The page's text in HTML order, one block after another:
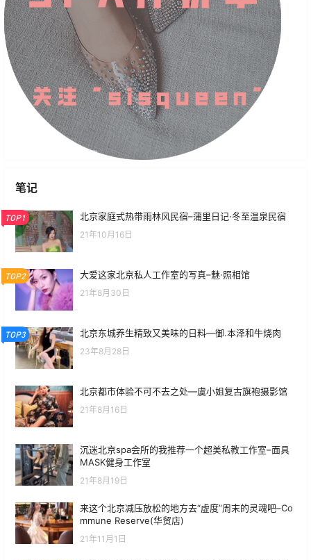
笔记
TOP1 北京家庭式热带雨林风民宿–蒲里日记·冬至温泉民宿
21年10月16日
TOP2 大爱这家北京私人工作室的写真–魅·照相馆
21年8月30日
TOP3 北京东城养生精致又美味的日料—御.本泽和牛烧肉
23年8月28日
北京都市体验不可不去之处—虞小姐复古旗袍摄影馆
21年8月16日
沉迷北京spa会所的我推荐一个超美私教工作室–面具
MASK健身工作室
21年8月19日
来这个北京减压放松的地方去“虚度”周末的灵魂吧–Co
mmune Reserve(华贸店)
21年11月1日